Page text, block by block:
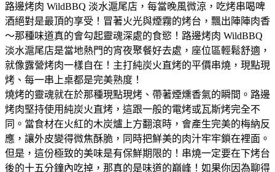
路邊烤肉 WildBBQ 淡水滬尾店，每當晚風微涼，吃烤串喝啤
酒絕對是最頂的享受！冒著火光與煙霧的烤台，飄出陣陣肉香
～那種味道真的會勾起靈魂深處的食慾！路邊烤肉 WildBBQ
淡水滬尾店是當地熱門的宵夜聚餐好去處，座位區輕鬆舒適，
就像露營烤肉一樣自在！主打純炭火直烤的平價串燒，現點現
烤、每一串上桌都是完美熟度！
燒烤的靈魂就在於那種現點現烤、帶著煙燻香氣的瞬間。路邊
烤肉堅持使用純炭火直烤，這跟一般的電烤或瓦斯烤完全不
同。當食材在火紅的木炭爐上方翻滾時，會產生完美的梅納反
應，讓外皮變得微焦酥脆，同時把鮮美的肉汁牢牢鎖在裡面。
但是，這份極致的美味是有保鮮期限的！串燒一定要在下烤台
後的十五分鐘內吃掉，那真的是味道的巔峰！如果你因為聊得